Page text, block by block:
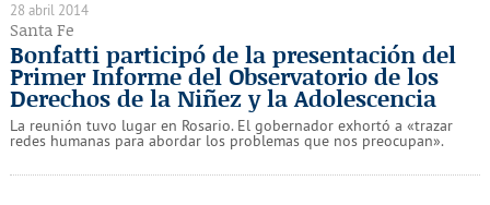
28 abril 2014
Santa Fe
Bonfatti participó de la presentación del
Primer Informe del Observatorio de los
Derechos de la Niñez y la Adolescencia
La reunión tuvo lugar en Rosario. El gobernador exhortó a «trazar
redes humanas para abordar los problemas que nos preocupan».